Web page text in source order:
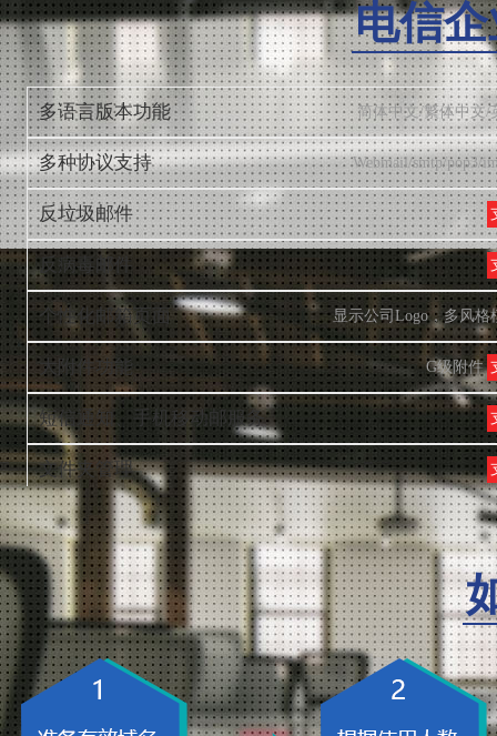
电信
多语言版本功能 简体中文/繁体中文/
多种协议支持 Webmail/smtp/pop3/
反垃圾邮件
反病毒邮件
个性化邮箱页面 显示公司Logo，多风格
大附件功能 G级附件
短信通知、手机移动邮服务
文件夹管理
自动回复/转发
黑白名单
HTML邮件编辑
邮件信息搜索/排序
多种邮件状态提示